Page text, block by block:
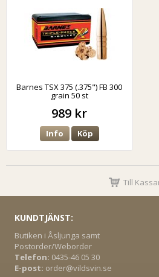
Barnes TSX 375 (.375") FB 300
grain 50 st
989 kr
Info Köp
Till
KUNDTJÄNST:
Butiken i Åsljunga samt
Postorder/Weborder
Telefon: 0435-46 05 30
E-post: order@vildsvin.se